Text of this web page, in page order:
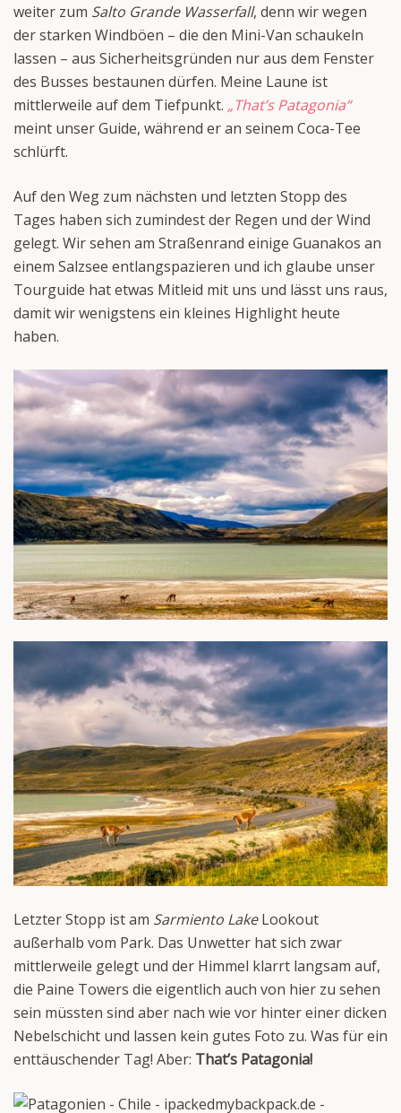
weiter zum Salto Grande Wasserfall, denn wir wegen
der starken Windböen – die den Mini-Van schaukeln
lassen – aus Sicherheitsgründen nur aus dem Fenster
des Busses bestaunen dürfen. Meine Laune ist
mittlerweile auf dem Tiefpunkt. „That’s Patagonia“
meint unser Guide, während er an seinem Coca-Tee
schlürft.
Auf den Weg zum nächsten und letzten Stopp des
Tages haben sich zumindest der Regen und der Wind
gelegt. Wir sehen am Straßenrand einige Guanakos an
einem Salzsee entlangspazieren und ich glaube unser
Tourguide hat etwas Mitleid mit uns und lässt uns raus,
damit wir wenigstens ein kleines Highlight heute
haben.
Letzter Stopp ist am Sarmiento LakeLookout
außerhalb vom Park. Das Unwetter hat sich zwar
mittlerweile gelegt und der Himmel klarrt langsam auf,
die Paine Towers die eigentlich auch von hier zu sehen
sein müssten sind aber nach wie vor hinter einer dicken
Nebelschicht und lassen kein gutes Foto zu. Was für ein
enttäuschender Tag! Aber: That’s Patagonia!